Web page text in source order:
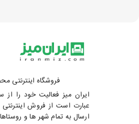
فروشگاه اینترنتی
عبارت است از فروش
ارسال به تمام شهر ها و